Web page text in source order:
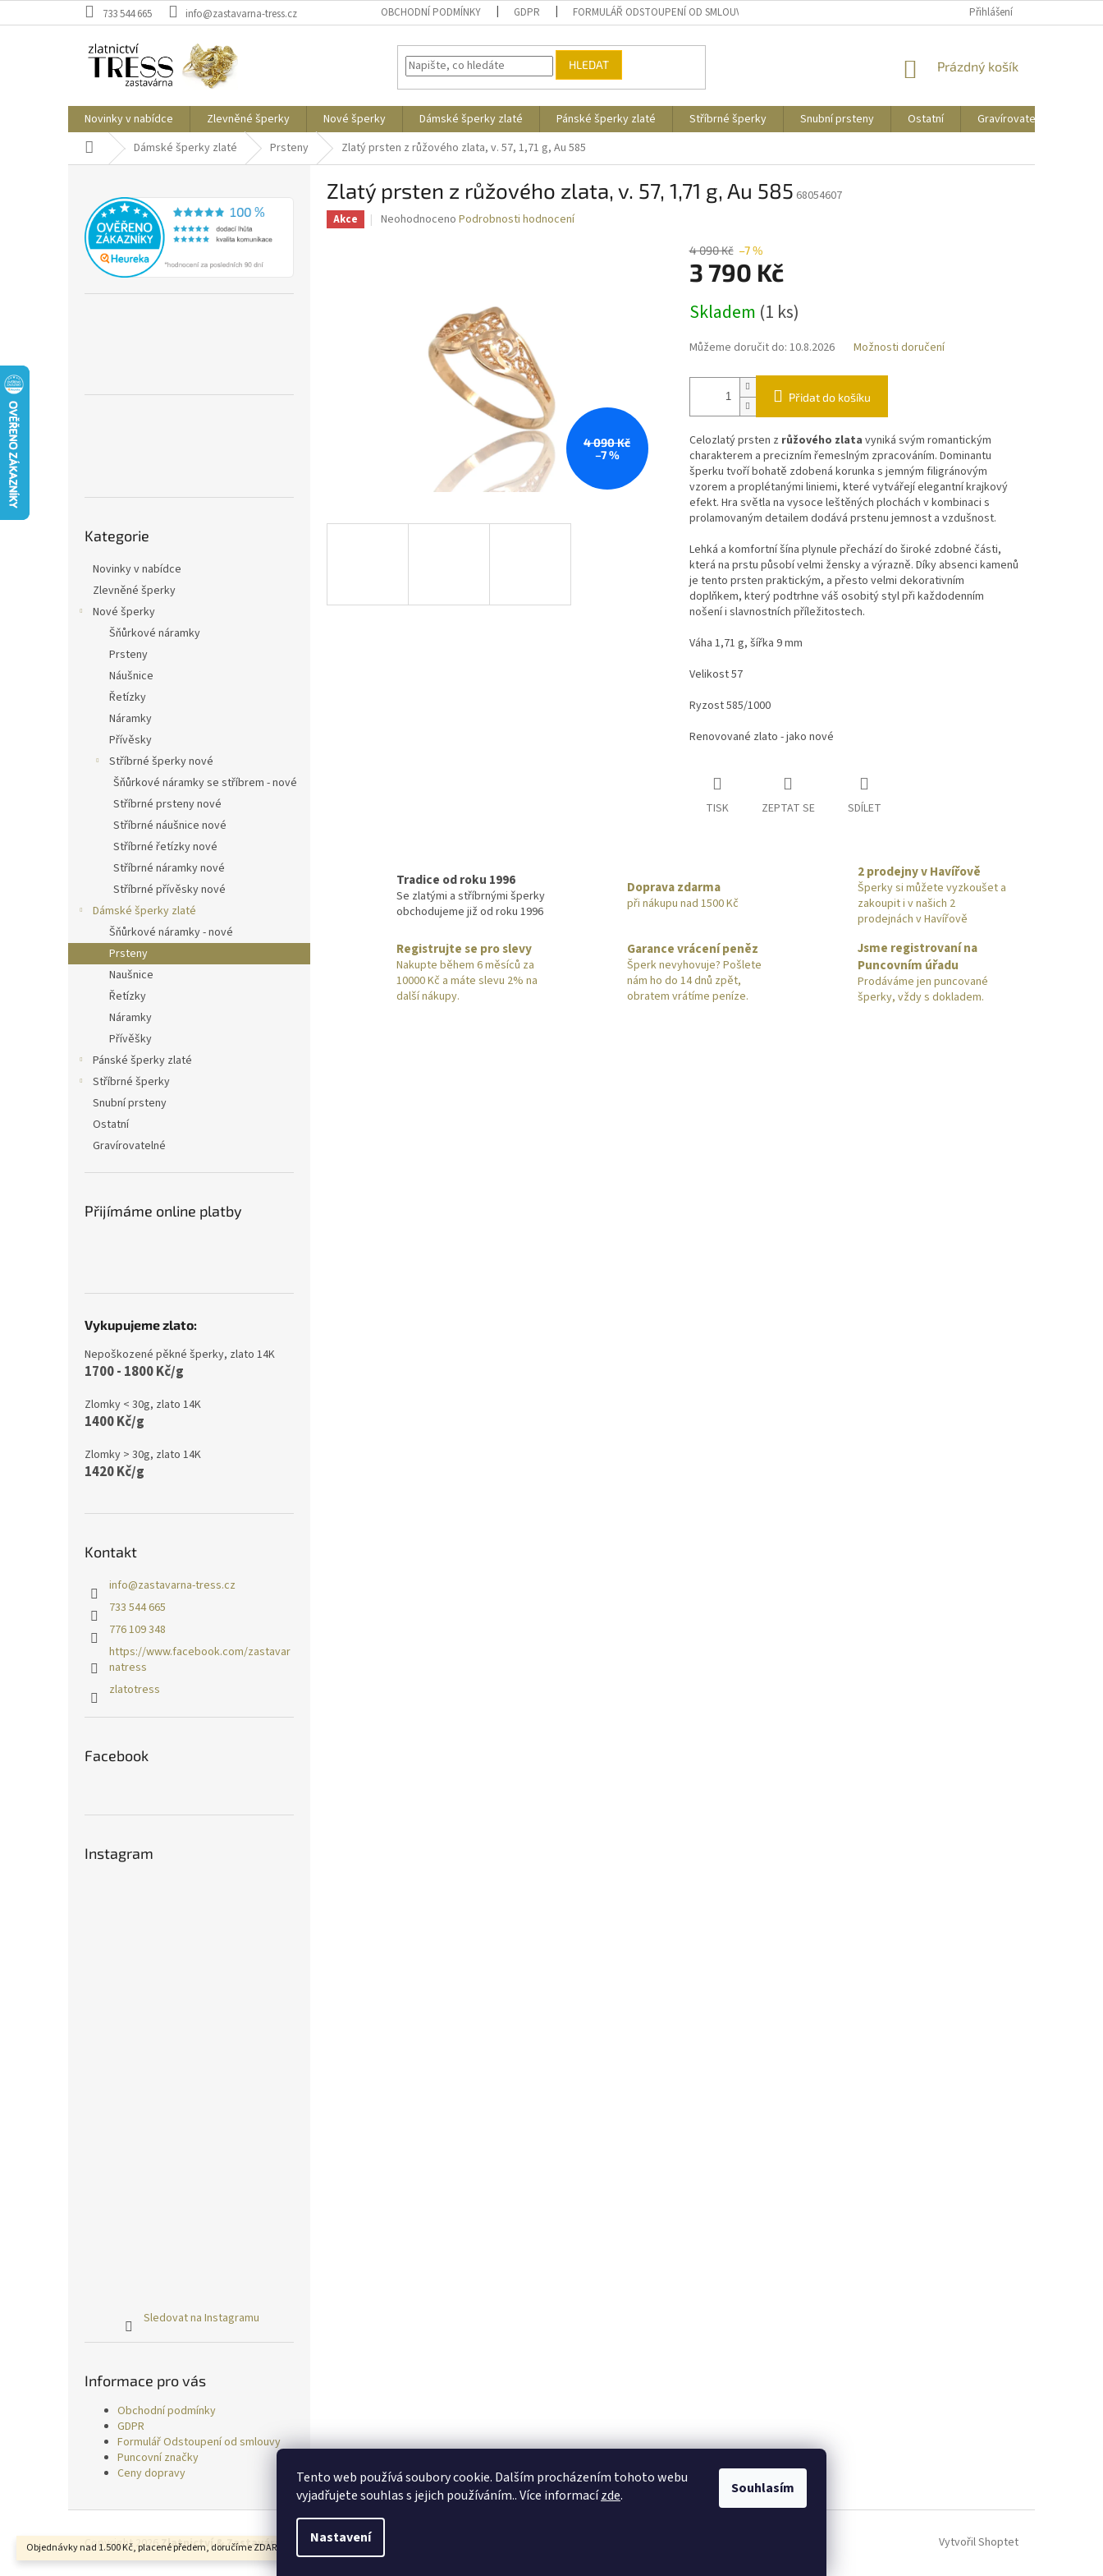
Tento web používá soubory cookie. Dalším procházením tohoto webu
vyjadřujete souhlas s jejich používáním.. Více informacízde.
Nastavení
Souhlasím
na
Objednávky nad 1.500 Kč, placené předem, doručíme ZDARMA.
733 544 665 info@zastavarna-tress.cz OBCHODNÍ PODMÍNKY GDPR FORMULÁŘ ODSTOUPENÍ OD SMLOUVY CENY DOPRAVYPřihlášení
HLEDAT
NÁKUPNÍ
Prázdný košík
Novinky v nabídce Zlevněné šperky Nové šperky Dámské šperky zlaté Pánské šperky zlaté Stříbrné šperky Snubní prsteny Ostatní Gravírovatelné
Domů Dámské šperky zlaté Prsteny Zlatý prsten z růžového zlata, v. 57, 1,71 g, Au 585
kategorie
Kategorie
Novinky v nabídce
Zlevněné šperky
Nové šperky
Šňůrkové náramky
Prsteny
Náušnice
Řetízky
Náramky
Přívěsky
Stříbrné šperky nové
Šňůrkové náramky se stříbrem - nové
Stříbrné prsteny nové
Stříbrné náušnice nové
Stříbrné řetízky nové
Stříbrné náramky nové
Stříbrné přívěsky nové
Dámské šperky zlaté
Šňůrkové náramky - nové
Prsteny
Naušnice
Řetízky
Náramky
Přívěšky
Pánské šperky zlaté
Stříbrné šperky
Snubní prsteny
Ostatní
Gravírovatelné
Přijímáme online platby
Vykupujeme zlato:
Nepoškozené pěkné šperky, zlato 14K
1700 - 1800 Kč/g
Zlomky < 30g, zlato 14K
1400 Kč/g
Zlomky > 30g, zlato 14K
1420 Kč/g
Kontakt
info@zastavarna-tress.cz
733 544 665
776 109 348
https://www.facebook.com/zastavar
natress
zlatotress
Facebook
Instagram
Sledovat na Instagramu
Informace pro vás
Obchodní podmínky
GDPR
Formulář Odstoupení od smlouvy
Puncovní značky
Ceny dopravy
Zlatý prsten z růžového zlata, v. 57, 1,71 g, Au 585 68054607
Akce
Průměrné
Neohodnoceno Podrobnosti hodnocení
4 090 Kč
–7 %
4 090 Kč –7 %
3 790 Kč
cena:
Skladem (1 ks)
Můžeme doručit do: 10.8.2026 Možnosti doručení
Přidat do košíku
Celozlatý prsten z růžového zlata vyniká svým romantickým
charakterem a precizním řemeslným zpracováním. Dominantu
šperku tvoří bohatě zdobená korunka s jemným filigránovým
vzorem a proplétanými liniemi, které vytvářejí elegantní krajkový
efekt. Hra světla na vysoce leštěných plochách v kombinaci s
prolamovaným detailem dodává prstenu jemnost a vzdušnost.
Lehká a komfortní šína plynule přechází do široké zdobné části,
která na prstu působí velmi žensky a výrazně. Díky absenci kamenů
je tento prsten praktickým, a přesto velmi dekorativním
doplňkem, který podtrhne váš osobitý styl při každodenním
nošení i slavnostních příležitostech.
Váha 1,71 g, šířka 9 mm
Velikost 57
Ryzost 585/1000
Renovované zlato - jako nové
TISK ZEPTAT SE SDÍLET
Tradice od roku 1996
Se zlatými a stříbrnými šperky
obchodujeme již od roku 1996
Doprava zdarma
při nákupu nad 1500 Kč
2 prodejny v Havířově
Šperky si můžete vyzkoušet a
zakoupit i v našich 2
prodejnách v Havířově
Registrujte se pro slevy
Nakupte během 6 měsíců za
10000 Kč a máte slevu 2% na
další nákupy.
Garance vrácení peněz
Šperk nevyhovuje? Pošlete
nám ho do 14 dnů zpět,
obratem vrátíme peníze.
Jsme registrovaní na
Puncovním úřadu
Prodáváme jen puncované
šperky, vždy s dokladem.
Vytvořil Shoptet
Copyright 2026Zlatnictví & Zastavárna TRESS. Všechna práva vyhrazena.